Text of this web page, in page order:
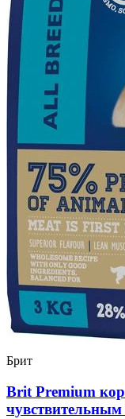
Брит
Brit Premium